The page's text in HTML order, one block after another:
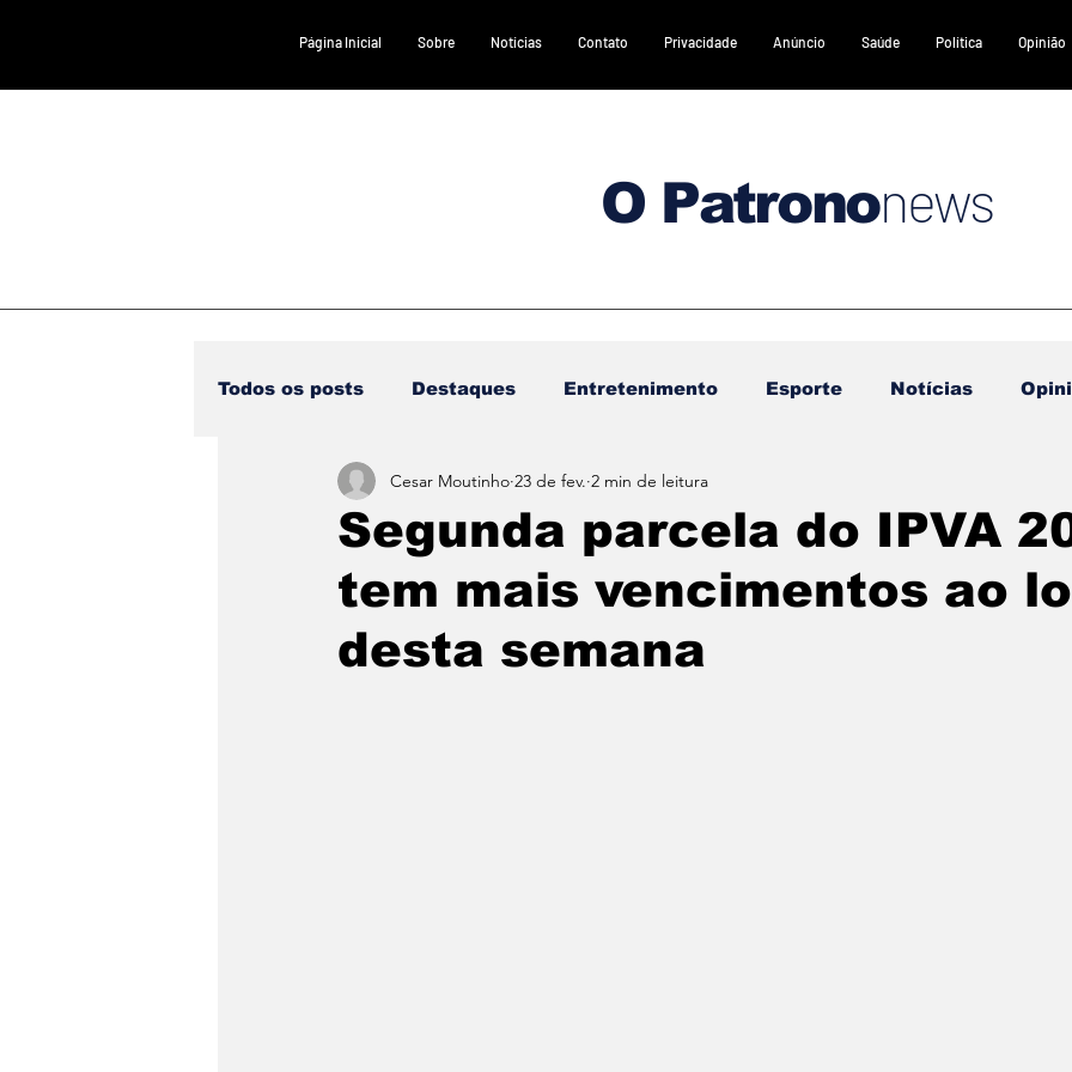
Página Inicial Sobre Notícias Contato Privacidade Anúncio Saúde Política Opinião
O Patrononews
Todos os posts Destaques Entretenimento Esporte Notícias
DESTAQUE 1 DESTAQUES 2
Segunda parcela do IPVA
tem mais vencimentos ao
desta semana
Cesar Moutinho 23 de fev. 2 min de leitura